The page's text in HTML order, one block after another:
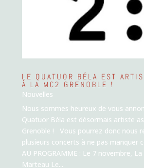
LE QUATUOR BÉLA EST
À LA MC2 GRENOBLE !
Nouvelles
Nous sommes heureux de vous
Quatuor Béla est désormais artiste
Grenoble ! Vous pourrez donc nous
plusieurs concerts à ne pas manquer
AU PROGRAMME : Le 7 novembre,
Marteau Le...